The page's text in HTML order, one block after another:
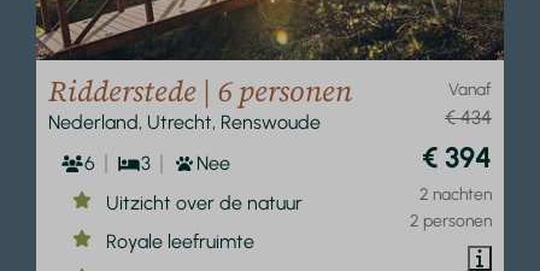
Vanaf
€ 434
€ 394
2 nachten
2 personen
Ridderstede | 6 personen
Nederland, Utrecht, Renswoude
6
3
Nee
Uitzicht over de natuur
Royale leefruimte